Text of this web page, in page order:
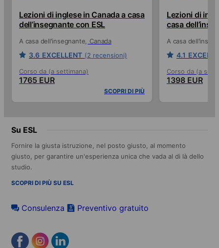
Lezioni di inglese in Canada a casa
dell’insegnante con ESL
A casa dell'insegnante Canada
3.6 EXCELLENT (2 recensioni)
Corso da (a settimana)
1765 EUR
SCOPRI DI PIÙ
Lezioni di
casa
A casa
4.1
Corso da (a
1398 EUR
Su ESL
Fornire la giusta istruzione, nel posto giusto, al momento
giusto, per garantire un'esperienza unica che vada al di là dello
studio.
SCOPRI DI PIÙ SU ESL
Consulenza Preventivo gratuito